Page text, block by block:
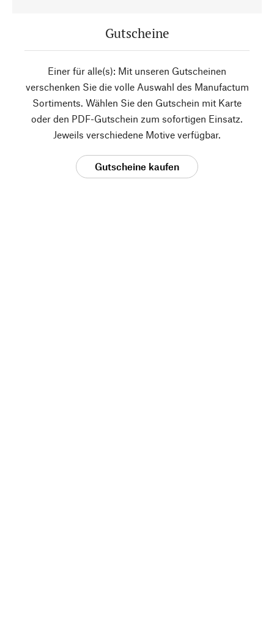
Gutscheine
Einer für alle(s): Mit unseren Gutscheinen
verschenken Sie die volle Auswahl des Manufactum
Sortiments. Wählen Sie den Gutschein mit Karte
oder den PDF-Gutschein zum sofortigen Einsatz.
Jeweils verschiedene Motive verfügbar.
Gutscheine kaufen